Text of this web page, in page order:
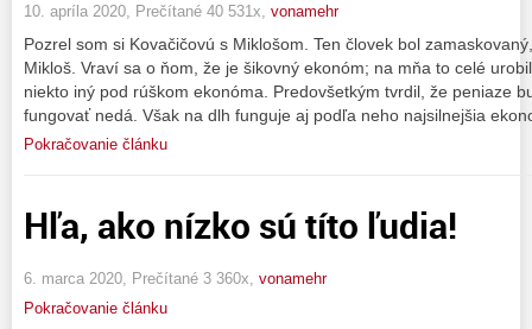
10. apríla 2020, Prečítané 40 531x, vonamehr
Pozrel som si Kovačičovú s Miklošom. Ten človek bol
Mikloš. Vraví sa o ňom, že je šikovný ekonóm; na mňa to celé
niekto iný pod rúškom ekonóma. Predovšetkým tvrdil, že peniaze
fungovať nedá. Však na dlh funguje aj podľa neho najsilnejšia
Pokračovanie článku
Hľa, ako nízko sú títo ľudia!
6. marca 2020, Prečítané 3 360x, vonamehr
Pokračovanie článku